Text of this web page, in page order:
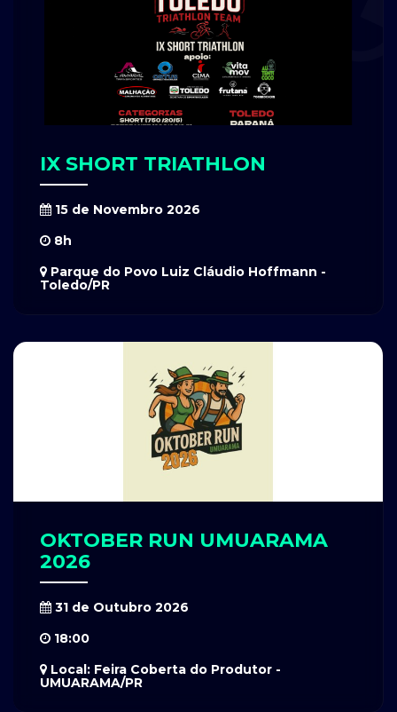
IX SHORT TRIATHLON
15 de Novembro 2026
8h
Parque do Povo Luiz Cláudio Hoffmann -
Toledo/PR
OKTOBER RUN UMUARAMA
2026
31 de Outubro 2026
18:00
Local: Feira Coberta do Produtor -
UMUARAMA/PR